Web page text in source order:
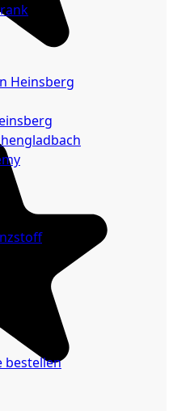
Heinsberg
bestellen